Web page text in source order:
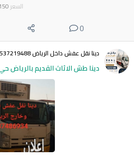
السعر 150
0
دينا نقل عفش داخل الرياض 0537219488
دينا طش الاثاث القديم بالرياض حي